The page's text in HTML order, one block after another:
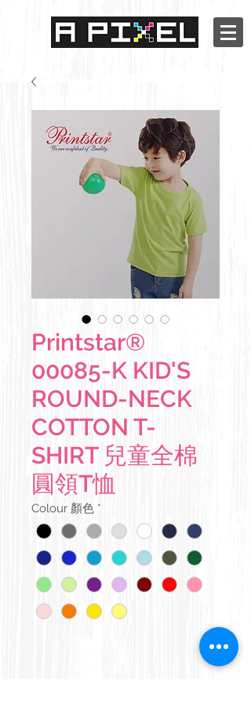
Printstar®
00085-K KID'S
ROUND-NECK
COTTON T-
SHIRT 兒童全棉
圓領T恤
Colour 顏色 *